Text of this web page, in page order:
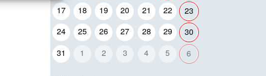
17
18 19 20 21 22
23
24
25 26 27 28 29
30
31
1 2 3 4 5 6